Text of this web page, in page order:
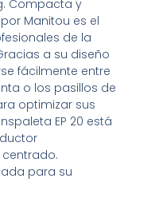
Compacta y
Manitou es el
de la
a su diseño
fácilmente entre
o los pasillos de
optimizar sus
EP 20 está
para su